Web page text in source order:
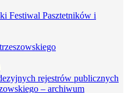
Festiwal Pasztetników i
rejestrów publicznych
– archiwum